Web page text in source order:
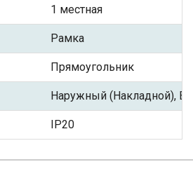
1 местная
Рамка
Прямоугольник
Наружный (Накладной),
IP20